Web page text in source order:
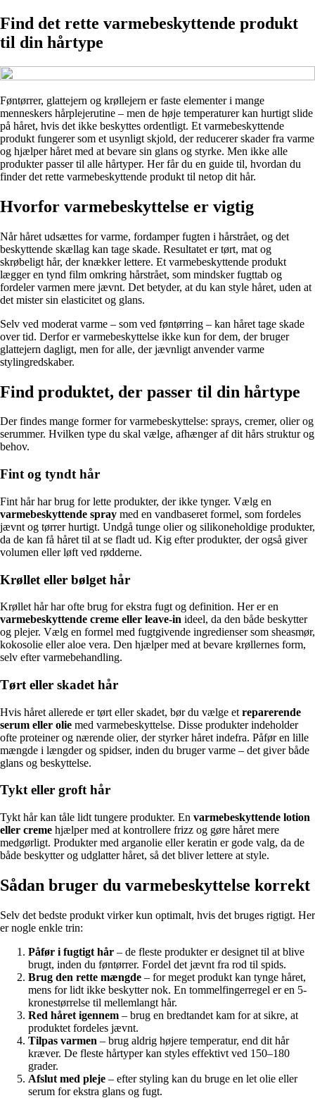
Find det rette varmebeskyttende produkt
til din hårtype
Føntørrer, glattejern og krøllejern er faste elementer i mange
menneskers hårplejerutine – men de høje temperaturer kan hurtigt slide
på håret, hvis det ikke beskyttes ordentligt. Et varmebeskyttende
produkt fungerer som et usynligt skjold, der reducerer skader fra varme
og hjælper håret med at bevare sin glans og styrke. Men ikke alle
produkter passer til alle hårtyper. Her får du en guide til, hvordan du
finder det rette varmebeskyttende produkt til netop dit hår.
Hvorfor varmebeskyttelse er vigtig
Når håret udsættes for varme, fordamper fugten i hårstrået, og det
beskyttende skællag kan tage skade. Resultatet er tørt, mat og
skrøbeligt hår, der knækker lettere. Et varmebeskyttende produkt
lægger en tynd film omkring hårstrået, som mindsker fugttab og
fordeler varmen mere jævnt. Det betyder, at du kan style håret, uden at
det mister sin elasticitet og glans.
Selv ved moderat varme – som ved føntørring – kan håret tage skade
over tid. Derfor er varmebeskyttelse ikke kun for dem, der bruger
glattejern dagligt, men for alle, der jævnligt anvender varme
stylingredskaber.
Find produktet, der passer til din hårtype
Der findes mange former for varmebeskyttelse: sprays, cremer, olier og
serummer. Hvilken type du skal vælge, afhænger af dit hårs struktur og
behov.
Fint og tyndt hår
Fint hår har brug for lette produkter, der ikke tynger. Vælg en
varmebeskyttende spray med en vandbaseret formel, som fordeles
jævnt og tørrer hurtigt. Undgå tunge olier og silikoneholdige produkter,
da de kan få håret til at se fladt ud. Kig efter produkter, der også giver
volumen eller løft ved rødderne.
Krøllet eller bølget hår
Krøllet hår har ofte brug for ekstra fugt og definition. Her er en
varmebeskyttende creme eller leave-in ideel, da den både beskytter
og plejer. Vælg en formel med fugtgivende ingredienser som sheasmør,
kokosolie eller aloe vera. Den hjælper med at bevare krøllernes form,
selv efter varmebehandling.
Tørt eller skadet hår
Hvis håret allerede er tørt eller skadet, bør du vælge et reparerende
serum eller olie med varmebeskyttelse. Disse produkter indeholder
ofte proteiner og nærende olier, der styrker håret indefra. Påfør en lille
mængde i længder og spidser, inden du bruger varme – det giver både
glans og beskyttelse.
Tykt eller groft hår
Tykt hår kan tåle lidt tungere produkter. En varmebeskyttende lotion
eller creme hjælper med at kontrollere frizz og gøre håret mere
medgørligt. Produkter med arganolie eller keratin er gode valg, da de
både beskytter og udglatter håret, så det bliver lettere at style.
Sådan bruger du varmebeskyttelse korrekt
Selv det bedste produkt virker kun optimalt, hvis det bruges rigtigt. Her
er nogle enkle trin:
Påfør i fugtigt hår – de fleste produkter er designet til at blive
brugt, inden du føntørrer. Fordel det jævnt fra rod til spids.
Brug den rette mængde – for meget produkt kan tynge håret,
mens for lidt ikke beskytter nok. En tommelfingerregel er en 5-
kronestørrelse til mellemlangt hår.
Red håret igennem – brug en bredtandet kam for at sikre, at
produktet fordeles jævnt.
Tilpas varmen – brug aldrig højere temperatur, end dit hår
kræver. De fleste hårtyper kan styles effektivt ved 150–180
grader.
Afslut med pleje – efter styling kan du bruge en let olie eller
serum for ekstra glans og fugt.